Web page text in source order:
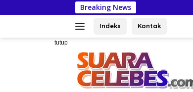
ke
Breaking News
Indeks Kontak
tutup